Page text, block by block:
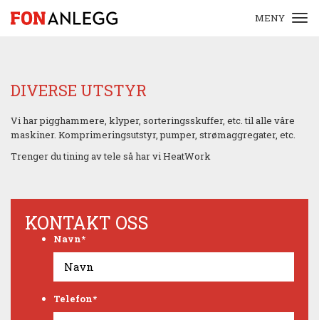
MENY
DIVERSE UTSTYR
Vi har pigghammere, klyper, sorteringsskuffer, etc. til alle våre
maskiner. Komprimeringsutstyr, pumper, strømaggregater, etc.
Trenger du tining av tele så har vi HeatWork
KONTAKT OSS
Navn*
Telefon*